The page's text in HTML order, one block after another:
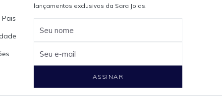
lançamentos exclusivos da Sara Joias.
Seu nome
Seu e-mail
ASSINAR